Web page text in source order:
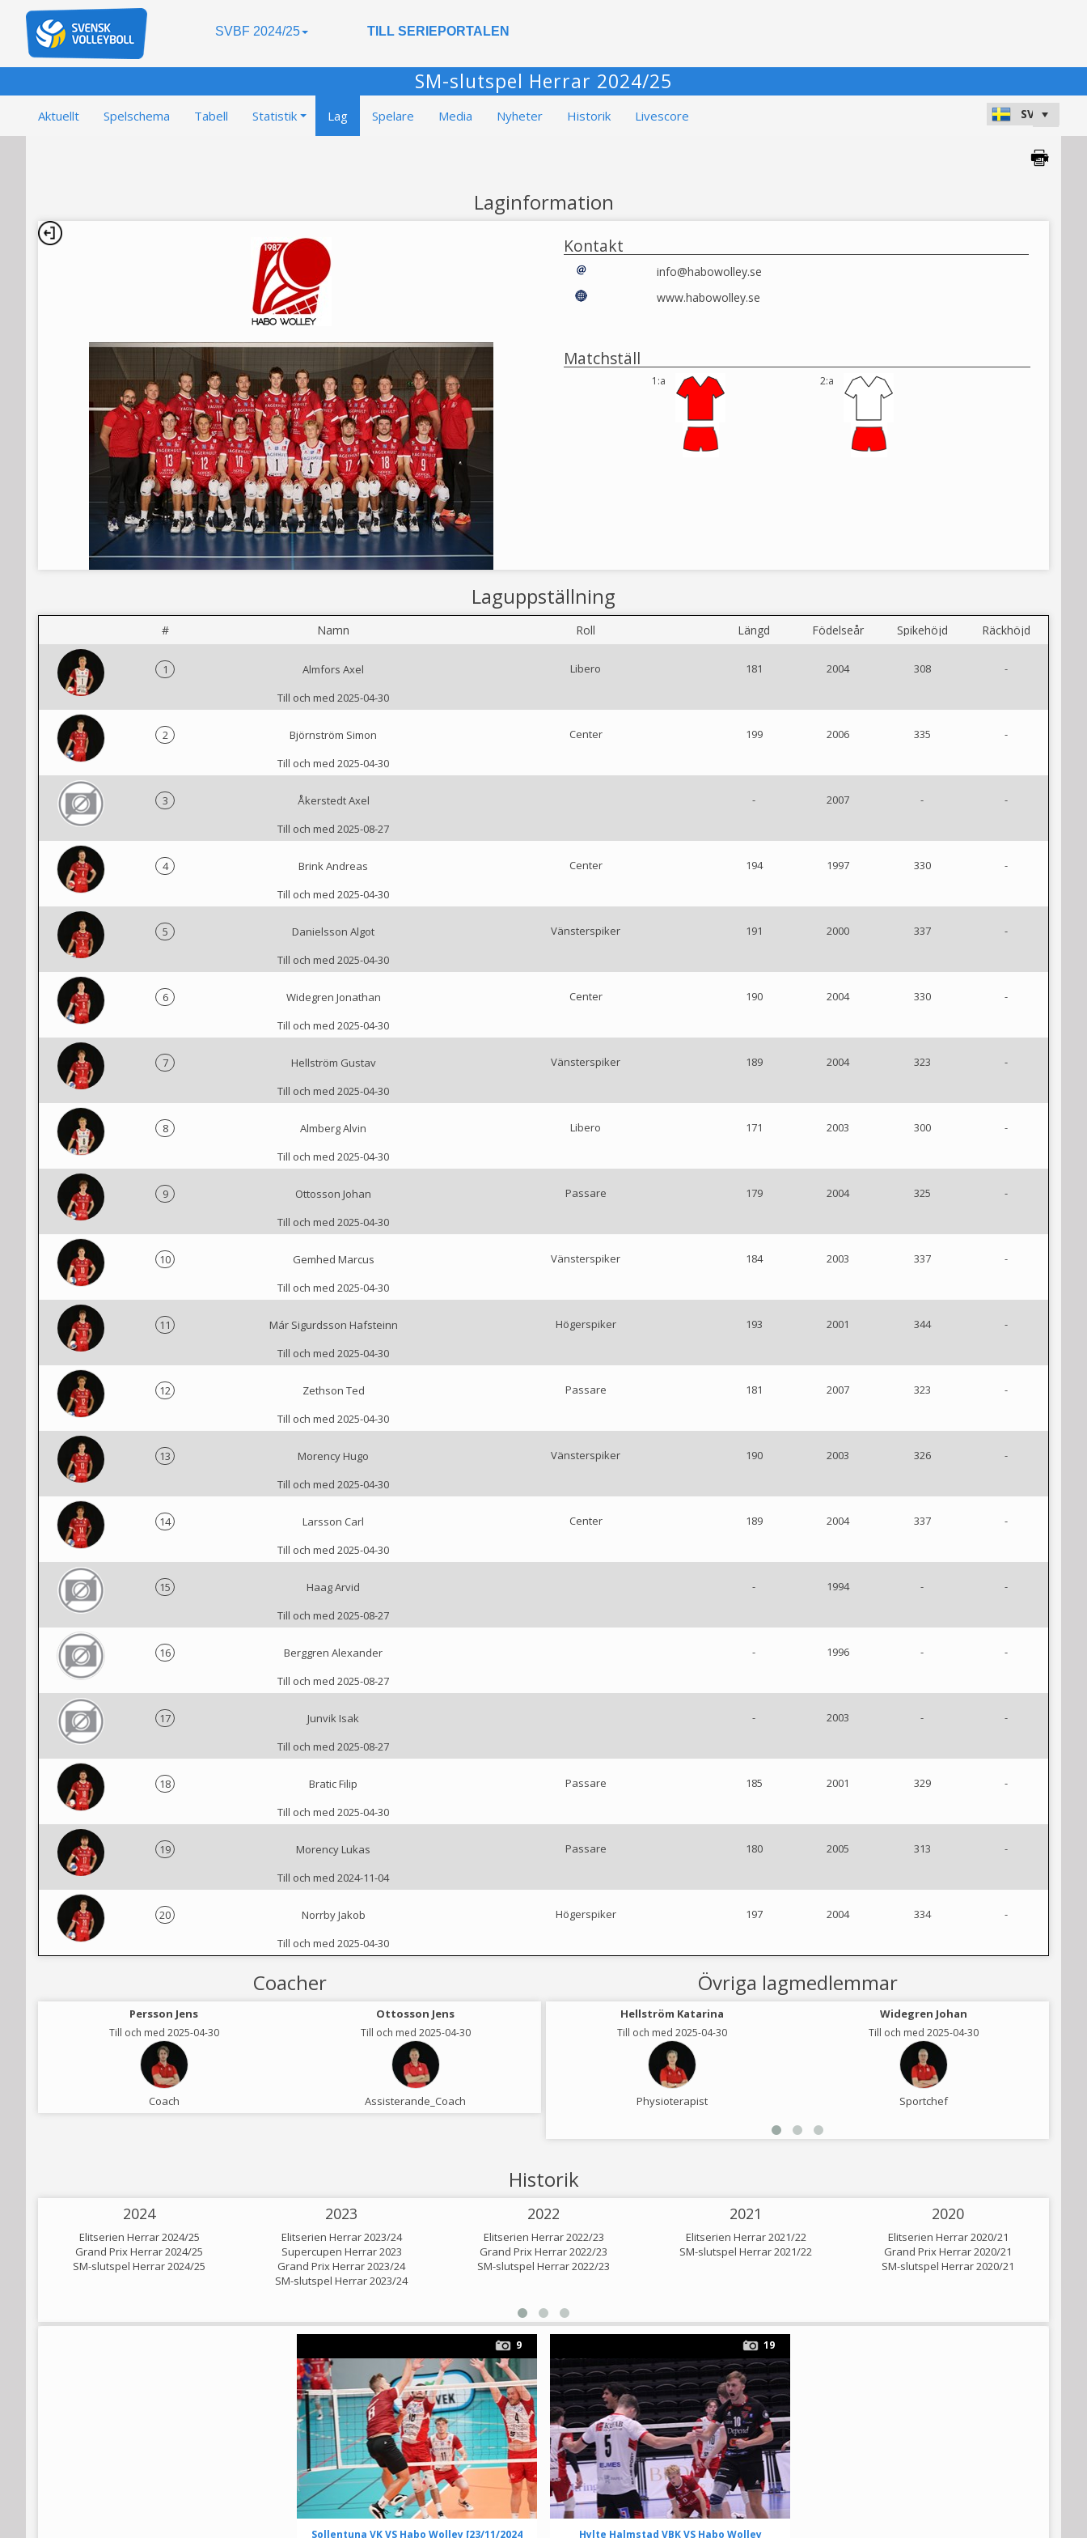
SVBF 2024/25 TILL SERIEPORTALEN
SM-slutspel Herrar 2024/25
Aktuellt Spelschema Tabell Statistik Lag Spelare Media Nyheter Historik Livescore
Laginformation
Kontakt
info@habowolley.se
www.habowolley.se
Matchställ
1:a 2:a
Laguppställning
# Namn Roll Längd Födelseår Spikehöjd Räckhöjd
1
Almfors Axel
Till och med 2025-04-30
Libero 181 2004 308 -
2
Björnström Simon
Till och med 2025-04-30
Center 199 2006 335 -
3
Åkerstedt Axel
Till och med 2025-08-27
- 2007 - -
4
Brink Andreas
Till och med 2025-04-30
Center 194 1997 330 -
5
Danielsson Algot
Till och med 2025-04-30
Vänsterspiker 191 2000 337 -
6
Widegren Jonathan
Till och med 2025-04-30
Center 190 2004 330 -
7
Hellström Gustav
Till och med 2025-04-30
Vänsterspiker 189 2004 323 -
8
Almberg Alvin
Till och med 2025-04-30
Libero 171 2003 300 -
9
Ottosson Johan
Till och med 2025-04-30
Passare 179 2004 325 -
10
Gemhed Marcus
Till och med 2025-04-30
Vänsterspiker 184 2003 337 -
11
Már Sigurdsson Hafsteinn
Till och med 2025-04-30
Högerspiker 193 2001 344 -
12
Zethson Ted
Till och med 2025-04-30
Passare 181 2007 323 -
13
Morency Hugo
Till och med 2025-04-30
Vänsterspiker 190 2003 326 -
14
Larsson Carl
Till och med 2025-04-30
Center 189 2004 337 -
15
Haag Arvid
Till och med 2025-08-27
- 1994 - -
16
Berggren Alexander
Till och med 2025-08-27
- 1996 - -
17
Junvik Isak
Till och med 2025-08-27
- 2003 - -
18
Bratic Filip
Till och med 2025-04-30
Passare 185 2001 329 -
19
Morency Lukas
Till och med 2024-11-04
Passare 180 2005 313 -
20
Norrby Jakob
Till och med 2025-04-30
Högerspiker 197 2004 334 -
Coacher
Persson Jens
Till och med 2025-04-30
Coach
Ottosson Jens
Till och med 2025-04-30
Assisterande_Coach
Övriga lagmedlemmar
Hellström Katarina
Till och med 2025-04-30
Physioterapist
Widegren Johan
Till och med 2025-04-30
Sportchef
Historik
2024
Elitserien Herrar 2024/25
Grand Prix Herrar 2024/25
SM-slutspel Herrar 2024/25
2023
Elitserien Herrar 2023/24
Supercupen Herrar 2023
Grand Prix Herrar 2023/24
SM-slutspel Herrar 2023/24
2022
Elitserien Herrar 2022/23
Grand Prix Herrar 2022/23
SM-slutspel Herrar 2022/23
2021
Elitserien Herrar 2021/22
SM-slutspel Herrar 2021/22
2020
Elitserien Herrar 2020/21
Grand Prix Herrar 2020/21
SM-slutspel Herrar 2020/21
9
Sollentuna VK VS Habo Wolley [23/11/2024
19
Hylte Halmstad VBK VS Habo Wolley